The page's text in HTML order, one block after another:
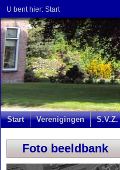
U bent hier: Start
Start Verenigingen S.V.Z.
Foto beeldbank